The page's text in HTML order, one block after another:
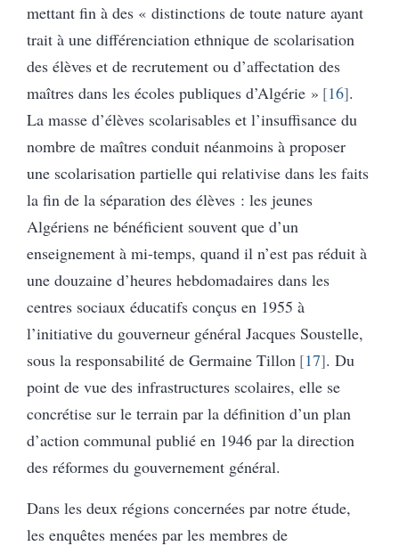
mettant fin à des « distinctions de toute nature ayant
trait à une différenciation ethnique de scolarisation
des élèves et de recrutement ou d’affectation des
maîtres dans les écoles publiques d’Algérie » 16 .
La masse d’élèves scolarisables et l’insuffisance du
nombre de maîtres conduit néanmoins à proposer
une scolarisation partielle qui relativise dans les faits
la fin de la séparation des élèves : les jeunes
Algériens ne bénéficient souvent que d’un
enseignement à mi-temps, quand il n’est pas réduit à
une douzaine d’heures hebdomadaires dans les
centres sociaux éducatifs conçus en 1955 à
l’initiative du gouverneur général Jacques Soustelle,
sous la responsabilité de Germaine Tillon 17 . Du
point de vue des infrastructures scolaires, elle se
concrétise sur le terrain par la définition d’un plan
d’action communal publié en 1946 par la direction
des réformes du gouvernement général.
Dans les deux régions concernées par notre étude,
les enquêtes menées par les membres de